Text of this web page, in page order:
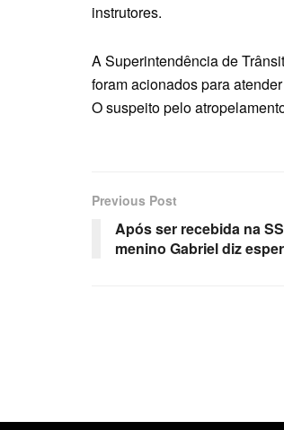
instrutores.
A Superintendência de
foram acionados para
O suspeito pelo
Previous Post
Após ser recebida na
menino Gabriel diz